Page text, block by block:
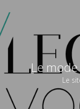
Le
Le